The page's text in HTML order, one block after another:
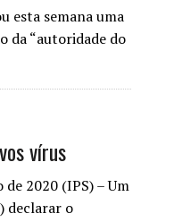
esta semana uma
da “autoridade do
vírus
de 2020 (IPS) – Um
declarar o